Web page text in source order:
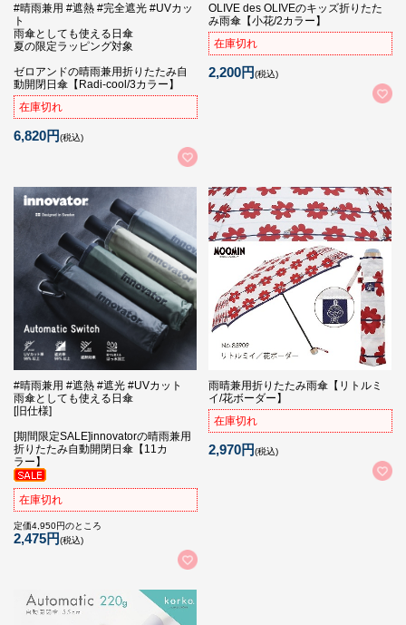
#晴雨兼用 #遮熱 #完全遮光 #UVカッ
ト
雨傘としても使える日傘
夏の限定ラッピング対象
ゼロアンドの晴雨兼用折りたたみ自
動開閉日傘【Radi-cool/3カラー】
在庫切れ
6,820円(税込)
OLIVE des OLIVEのキッズ折りたた
み雨傘【小花/2カラー】
在庫切れ
2,200円(税込)
#晴雨兼用 #遮熱 #遮光 #UVカット
雨傘としても使える日傘
[旧仕様]
[期間限定SALE]innovatorの晴雨兼用
折りたたみ自動開閉日傘【11カ
ラー】
在庫切れ
定価4,950円のところ
2,475円(税込)
雨晴兼用折りたたみ雨傘【リトルミ
イ/花ボーダー】
在庫切れ
2,970円(税込)